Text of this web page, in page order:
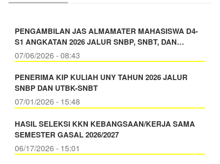
PENGAMBILAN JAS ALMAMATER MAHASISWA D4-
S1 ANGKATAN 2026 JALUR SNBP, SNBT, DAN…
07/06/2026 - 08:43
PENERIMA KIP KULIAH UNY TAHUN 2026 JALUR
SNBP DAN UTBK-SNBT
07/01/2026 - 15:48
HASIL SELEKSI KKN KEBANGSAAN/KERJA SAMA
SEMESTER GASAL 2026/2027
06/17/2026 - 15:01